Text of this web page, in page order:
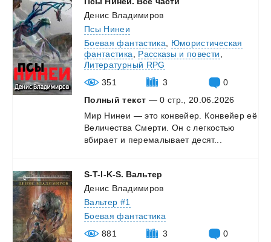
Денис Владимиров
Псы Нинеи
Боевая фантастика
Юмористическая
фантастика
Рассказы и повести
Литературный RPG
351
3
0
Полный текст — 0 стр., 20.06.2026
Мир Нинеи — это конвейер. Конвейер её
Величества Смерти. Он с легкостью
вбирает и перемалывает десят...
S-T-I-K-S. Вальтер
Денис Владимиров
Вальтер #1
Боевая фантастика
881
3
0